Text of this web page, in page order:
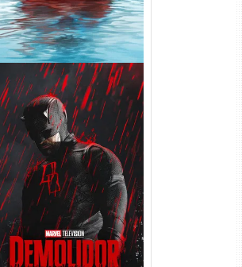
Renascido 2ª
(2026) WEB-DL
1080p Dual Áudio